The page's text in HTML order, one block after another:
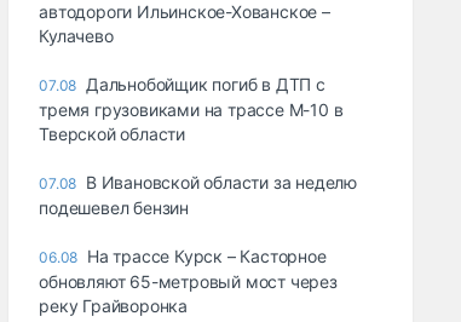
автодороги Ильинское-Хованское –
Кулачево
07.08 Дальнобойщик погиб в ДТП с
тремя грузовиками на трассе М-10 в
Тверской области
07.08 В Ивановской области за неделю
подешевел бензин
06.08 На трассе Курск – Касторное
обновляют 65-метровый мост через
реку Грайворонка